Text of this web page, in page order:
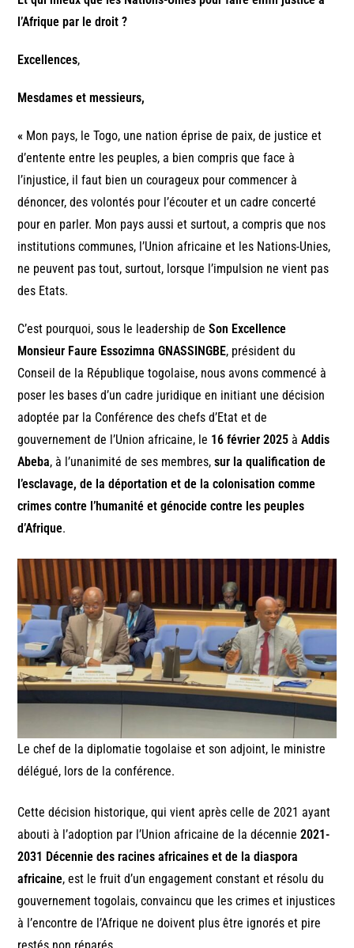
l’Afrique par le droit ?
Excellences,
Mesdames et messieurs,
« Mon pays, le Togo, une nation éprise de paix, de justice et
d’entente entre les peuples, a bien compris que face à
l’injustice, il faut bien un courageux pour commencer à
dénoncer, des volontés pour l’écouter et un cadre concerté
pour en parler. Mon pays aussi et surtout, a compris que nos
institutions communes, l’Union africaine et les Nations-Unies,
ne peuvent pas tout, surtout, lorsque l’impulsion ne vient pas
des Etats.
C’est pourquoi, sous le leadership deSon Excellence
Monsieur Faure Essozimna GNASSINGBE, président du
Conseil de la République togolaise, nous avons commencé à
poser les bases d’un cadre juridique en initiant une décision
adoptée par la Conférence des chefs d’Etat et de
gouvernement de l’Union africaine, le 16 février 2025 à Addis
Abeba, à l’unanimité de ses membres, sur la qualification de
l’esclavage, de la déportation et de la colonisation comme
crimes contre l’humanité et génocide contre les peuples
d’Afrique.
Le chef de la diplomatie togolaise et son adjoint, le ministre
délégué, lors de la conférence.
Cette décision historique, qui vient après celle de 2021 ayant
abouti à l’adoption par l’Union africaine de la décennie 2021-
2031 Décennie des racines africaines et de la diaspora
africaine, est le fruit d’un engagement constant et résolu du
gouvernement togolais, convaincu que les crimes et injustices
à l’encontre de l’Afrique ne doivent plus être ignorés et pire
restés non réparés.